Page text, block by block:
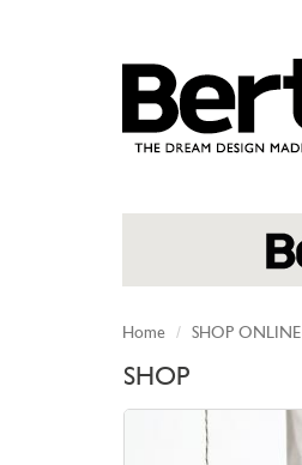
Home SHOP ONLINE
SHOP